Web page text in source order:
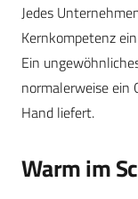
Jedes
Kernkompetenz
Ein
normalerweise ein
Hand liefert.
Warm im